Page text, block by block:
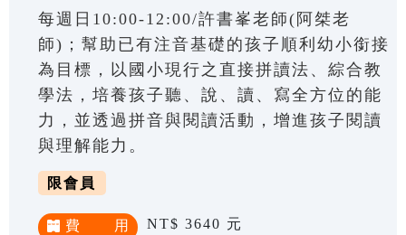
每週日10:00-12:00/許書峯老師(阿桀老
師)；幫助已有注音基礎的孩子順利幼小銜接
為目標，以國小現行之直接拼讀法、綜合教
學法，培養孩子聽、說、讀、寫全方位的能
力，並透過拼音與閱讀活動，增進孩子閱讀
與理解能力。
限會員
費 用 NT$ 3640 元